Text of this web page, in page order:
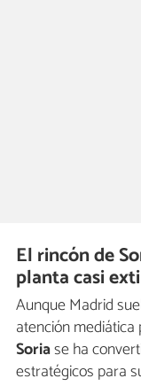
El rincón de
planta casi
Aunque Madrid
atención
Soriase ha
estratégicos para